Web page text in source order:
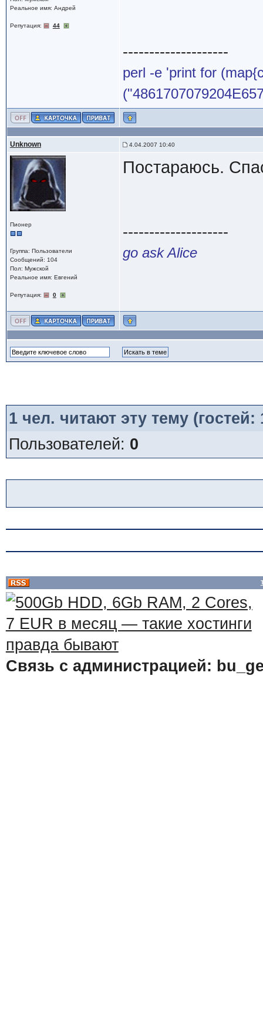
Реальное имя: Андрей
Репутация: 44
--------------------
perl -e 'print for
Unknown 4.04.2007 10:40
Пионер
Группа: Пользователи
Сообщений: 104
Пол: Мужской
Реальное имя: Евгений
Репутация: 0
Постараюсь.
--------------------
go ask Alice
1чел. читают эту тему
Пользователей: 0
Связь с администрацией: